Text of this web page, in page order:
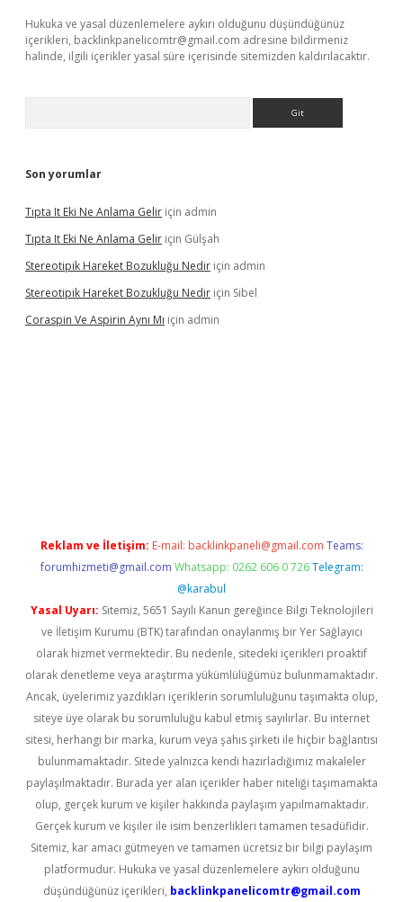
Hukuka ve yasal düzenlemelere aykırı olduğunu düşündüğünüz
içerikleri, backlinkpanelicomtr@gmail.com adresine bildirmeniz
halinde, ilgili içerikler yasal süre içerisinde sitemizden kaldırılacaktır.
Son yorumlar
Tıpta It Eki Ne Anlama Gelir için admin
Tıpta It Eki Ne Anlama Gelir için Gülşah
Stereotipik Hareket Bozukluğu Nedir için admin
Stereotipik Hareket Bozukluğu Nedir için Sibel
Coraspin Ve Aspirin Aynı Mı için admin
Reklam ve İletişim: E-mail: backlinkpaneli@gmail.com Teams:
forumhizmeti@gmail.com Whatsapp: 0262 606 0 726 Telegram:
@karabul
Yasal Uyarı: Sitemiz, 5651 Sayılı Kanun gereğince Bilgi Teknolojileri
ve İletişim Kurumu (BTK) tarafından onaylanmış bir Yer Sağlayıcı
olarak hizmet vermektedir. Bu nedenle, sitedeki içerikleri proaktif
olarak denetleme veya araştırma yükümlülüğümüz bulunmamaktadır.
Ancak, üyelerimiz yazdıkları içeriklerin sorumluluğunu taşımakta olup,
siteye üye olarak bu sorumluluğu kabul etmiş sayılırlar. Bu internet
sitesi, herhangi bir marka, kurum veya şahıs şirketi ile hiçbir bağlantısı
bulunmamaktadır. Sitede yalnızca kendi hazırladığımız makaleler
paylaşılmaktadır. Burada yer alan içerikler haber niteliği taşımamakta
olup, gerçek kurum ve kişiler hakkında paylaşım yapılmamaktadır.
Gerçek kurum ve kişiler ile isim benzerlikleri tamamen tesadüfidir.
Sitemiz, kar amacı gütmeyen ve tamamen ücretsiz bir bilgi paylaşım
platformudur. Hukuka ve yasal düzenlemelere aykırı olduğunu
düşündüğünüz içerikleri, backlinkpanelicomtr@gmail.com